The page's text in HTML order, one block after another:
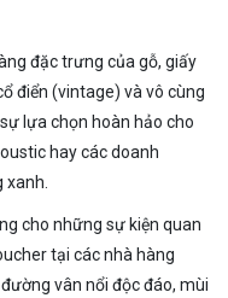
đặc trưng của gỗ, giấy
điển (vintage) và vô cùng
lựa chọn hoàn hảo cho
hay các doanh
cho những sự kiện quan
tại các nhà hàng
vân nổi độc đáo, mùi